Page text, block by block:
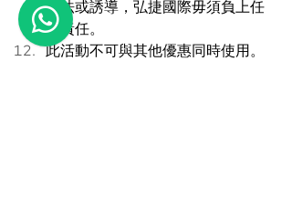
手法或誘導，弘捷國際毋須負上任
何責任。
此活動不可與其他優惠同時使用。